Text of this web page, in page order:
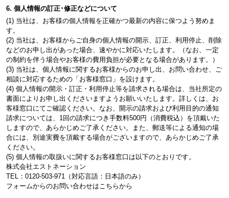
6. 個人情報の訂正･修正などについて
(1) 当社は、お客様の個人情報を正確かつ最新の内容に保つよう努めま
す。
(2) 当社は、お客様からご自身の個人情報の開示、訂正、利用停止、削除
などのお申し出があった場合、速やかに対応いたします。（なお、一定
の制約を伴う場合やお客様の費用負担が必要となる場合があります。）
(3) 当社は、個人情報に関するお客様からのお申し出、お問い合わせ、ご
相談に対応するための「お客様窓口」を設けます。
(4) 個人情報の開示・訂正・利用停止等を請求される場合は、当社所定の
書面によりお申し出くださいますようお願いいたします。詳しくは、お
客様窓口にてご確認ください。なお、開示の請求および利用目的の通知
請求については、1回の請求につき手数料500円（消費税込）を頂戴いた
しますので、あらかじめご了承ください。また、郵送等による通知の場
合には、別途実費を頂戴する場合がございますので、あらかじめご了承
ください。
(5) 個人情報の取扱いに関するお客様窓口は以下のとおりです。
株式会社エストネーション
TEL：0120-503-971（対応言語：日本語のみ）
フォームからのお問い合わせはこちらから